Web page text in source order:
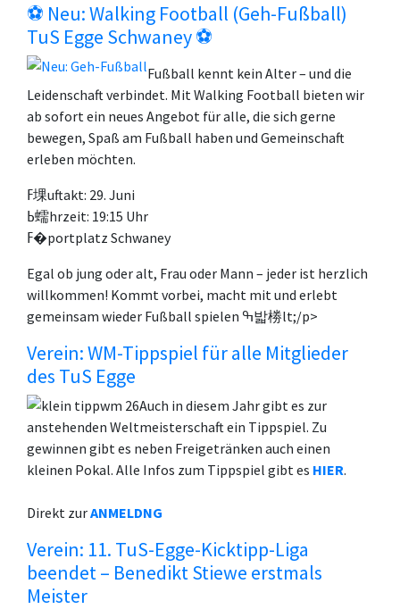
⚽ Neu: Walking Football (Geh-Fußball)
TuS Egge Schwaney ⚽
Fußball kennt kein Alter – und die
Leidenschaft verbindet. Mit Walking Football bieten wir
ab sofort ein neues Angebot für alle, die sich gerne
bewegen, Spaß am Fußball haben und Gemeinschaft
erleben möchten.
ߓ堁uftakt: 29. Juni
ߕ蠕hrzeit: 19:15 Uhr
ߓ�portplatz Schwaney
Egal ob jung oder alt, Frau oder Mann – jeder ist herzlich
willkommen! Kommt vorbei, macht mit und erlebt
gemeinsam wieder Fußball spielen ߒ밟椦lt;/p>
Verein: WM-Tippspiel für alle Mitglieder
des TuS Egge
Auch in diesem Jahr gibt es zur
anstehenden Weltmeisterschaft ein Tippspiel. Zu
gewinnen gibt es neben Freigetränken auch einen
kleinen Pokal. Alle Infos zum Tippspiel gibt es HIER.
Direkt zurANMELDNG
Verein: 11. TuS-Egge-Kicktipp-Liga
beendet – Benedikt Stiewe erstmals
Meister